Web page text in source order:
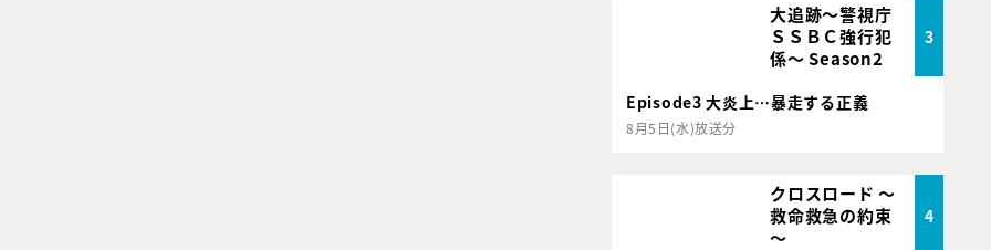
大追跡～警視庁
ＳＳＢＣ強行犯
係～ Season2
3
Episode3 大炎上…暴走する正義
8月5日(水)放送分
クロスロード ～
救命救急の約束
～
4